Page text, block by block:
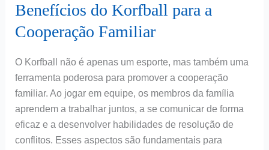
Benefícios do Korfball para a
Cooperação Familiar
O Korfball não é apenas um esporte, mas também uma
ferramenta poderosa para promover a cooperação
familiar. Ao jogar em equipe, os membros da família
aprendem a trabalhar juntos, a se comunicar de forma
eficaz e a desenvolver habilidades de resolução de
conflitos. Esses aspectos são fundamentais para